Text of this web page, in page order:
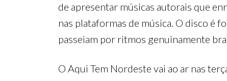
de apresentar músicas autorais que
nas plataformas de música. O disco é
passeiam por ritmos genuinamente
O Aqui Tem Nordeste vai ao ar nas